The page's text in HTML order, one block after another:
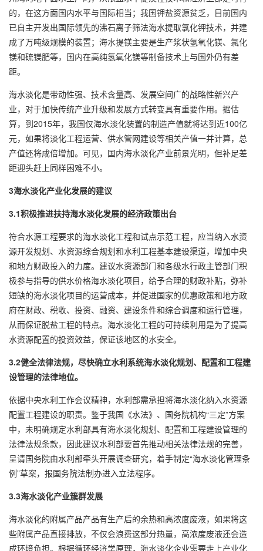
的，在这方面国内水平与国际相当；我国钾盐资源贫乏，目前国内
已自主开发出国际领先的沸石离子筛法海水提取氯化钾技术，并建
成了万吨级规模的装置；海水提镁主要是生产浆状氢氧化镁、氯化
镁和硫镁肥等，国内在高纯氢氧化镁等制备技术上与国外仍有差
距。
海水淡化是带动性强、技术含量高、发展空间广的战略性新兴产
业，对于加快传统产业升级和发展方式转变具有重要作用。据估
算，到2015年，我国仅海水淡化装置的制造产值就将达到近100亿
元，如果将淡化工程运营、供水管网建设等相关产值一并计算，总
产值还将成倍增加。可见，国内海水淡化产业前景光明，但补足差
距迎头赶上同样困难不小。
3海水淡化产业化发展的建议
3.1积极推进扶持海水淡化发展的经济政策出台
符合水源工程要求的海水淡化工程和试点示范工程，应当纳入水资
源开发规划、水资源综合规划和水利工程基本建设渠道，增加中央
和地方财政投入的力度。建议水资源部门和各级水行政主管部门积
极参与指导的供水价格海水淡化项目，给予合理的财政补贴，弥补
短缺的海水淡化项目的运营成本，并促进国家的优惠政策和地方政
府在财政、税收、投资、融资、建设条件和综合调度和运行管理，
从而保证脱盐工程的特点。海水淡化工程的可持续利用是为了提高
水资源配置的投资效益，保证该地区的水安全。
3.2健全法律法规，尽快确立水利系统海水淡化规划、配置和工程建
设管理的法律地位。
依据中央水利工作会议精神，水利部需承担将海水淡化纳入水资源
配置工程建设的职责。鉴于我国《水法》、国务院机构“三定”方案
中，未明确规定水利部具有海水淡化规划、配置和工程建设管理的
法律法规条款，因此建议水利部要首先推动相关法律法规的完善，
呈请国务院由水利部牵头开展调查研究，着手制定“海水淡化管理条
例”草案，报国务院法制办进入立法程序。
3.3海水淡化产业簇群发展
海水淡化的附属产品产品有生产后的余热和高浓度废液，如果将这
些附属产品直接排放，不仅会浪费这部分热量，高浓度废液还会造
成环境负担。根据循环经济学原理，海水淡化企业需要走上产业化